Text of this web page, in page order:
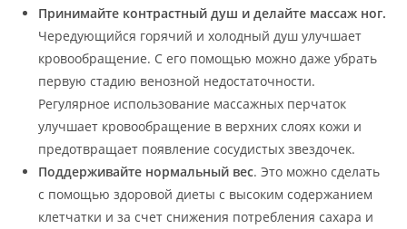
Принимайте контрастный душ и делайте массаж ног.
Чередующийся горячий и холодный душ улучшает
кровообращение. С его помощью можно даже убрать
первую стадию венозной недостаточности.
Регулярное использование массажных перчаток
улучшает кровообращение в верхних слоях кожи и
предотвращает появление сосудистых звездочек.
Поддерживайте нормальный вес. Это можно сделать
с помощью здоровой диеты с высоким содержанием
клетчатки и за счет снижения потребления сахара и